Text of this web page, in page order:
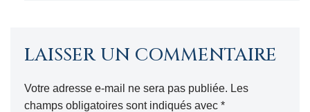
LAISSER UN COMMENTAIRE
Votre adresse e-mail ne sera pas publiée. Les
champs obligatoires sont indiqués avec *